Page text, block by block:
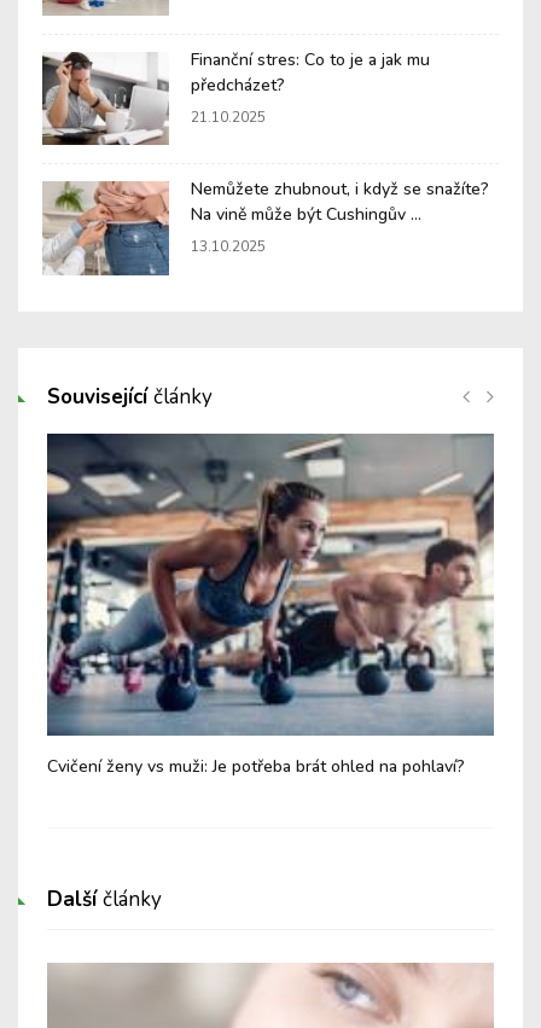
Finanční stres: Co to je a jak mu
předcházet?
21.10.2025
Nemůžete zhubnout, i když se snažíte?
Na vině může být Cushingův ...
13.10.2025
Souvisejícíčlánky
Cvičení ženy vs muži: Je potřeba brát ohled na pohlaví?
Dalšíčlánky